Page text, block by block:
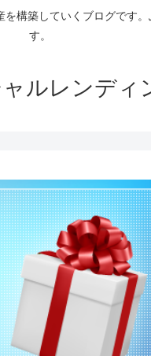
構築していくブログです
す。
ルレンデ